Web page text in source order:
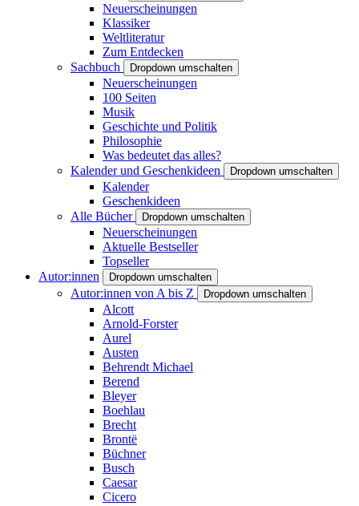
Neuerscheinungen
Klassiker
Weltliteratur
Zum Entdecken
Sachbuch
Dropdown umschalten
Neuerscheinungen
100 Seiten
Musik
Geschichte und Politik
Philosophie
Was bedeutet das alles?
Kalender und Geschenkideen
Dropdown umschalten
Kalender
Geschenkideen
Alle Bücher
Dropdown umschalten
Neuerscheinungen
Aktuelle Bestseller
Topseller
Autor:innen
Dropdown umschalten
Autor:innen von A bis Z Dropdown umschalten
Alcott
Arnold-Forster
Aurel
Austen
Behrendt Michael
Berend
Bleyer
Boehlau
Brecht
Brontë
Büchner
Busch
Caesar
Cicero